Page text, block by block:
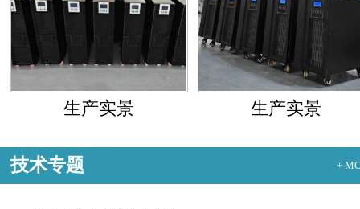
生产实景 生产实景
技术专题 +